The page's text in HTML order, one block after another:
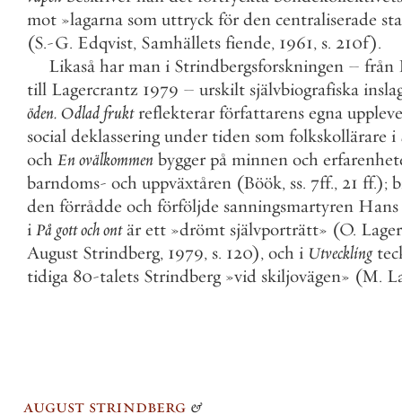
mot »lagarna som uttryck för den centraliserade
(S.-G. Edqvist, Samhällets fiende, 1961, s. 210f).
Likaså har man i Strindbergsforskningen – från
till Lagercrantz 1979 – urskilt självbiografiska
öden. Odladfrukt reflekterar författarens egna
social deklassering under tiden som folkskollärare i
och Enovälkommen bygger på minnen och
barndoms- och uppväxtåren (Böök, ss. 7ff., 21 ff.);
den förrådde och förföljde sanningsmartyren Hans
i Pågottochont är ett »drömt självporträtt» (O.
August Strindberg, 1979, s. 120), och i Utveckling
tidiga 80-talets Strindberg »vid skiljovägen» (M.
august strindberg &